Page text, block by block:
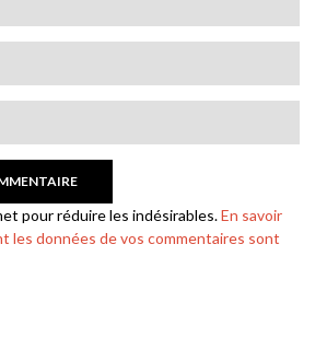
pour réduire les indésirables.En savoir
les données de vos commentaires sont